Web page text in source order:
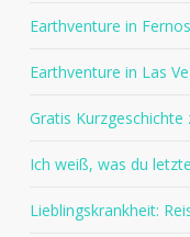
Earthventure in
Earthventure in Las
Gratis
Ich weiß, was du
Lieblingskrankheit: